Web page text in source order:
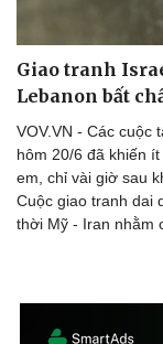
Giao tranh
Lebanon bất
VOV.VN - Các cuộc
hôm 20/6 đã khiến
em, chỉ vài giờ sau
Cuộc giao tranh dai
thời Mỹ - Iran nhằm